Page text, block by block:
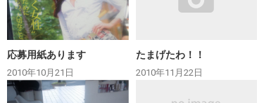
応募用紙あります
2010年10月21日
たまげたわ！！
2010年11月22日